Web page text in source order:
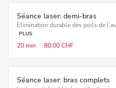
Séance laser: demi-bras
Elimination durable des poils de
PLUS
20 min 80,00 CHF
Séance laser: bras complets